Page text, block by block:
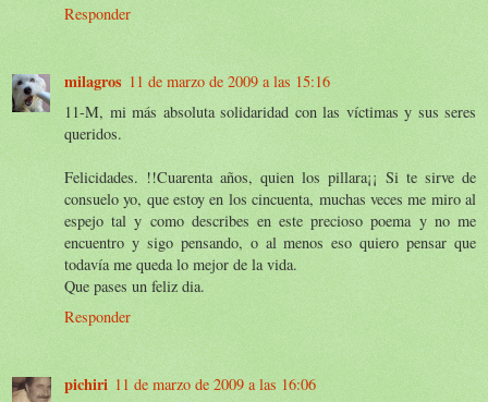
Responder
milagros 11 de marzo de 2009 a las 15:16
11-M, mi más absoluta solidaridad con las víctimas y sus seres
queridos.
Felicidades. !!Cuarenta años, quien los pillara¡¡ Si te sirve de
consuelo yo, que estoy en los cincuenta, muchas veces me miro al
espejo tal y como describes en este precioso poema y no me
encuentro y sigo pensando, o al menos eso quiero pensar que
todavía me queda lo mejor de la vida.
Que pases un feliz dia.
Responder
pichiri 11 de marzo de 2009 a las 16:06